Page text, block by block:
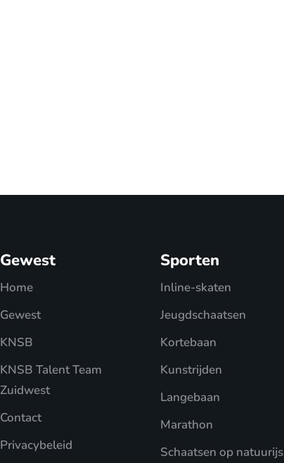
Gewest
Home
Gewest
KNSB
KNSB Talent Team
Zuidwest
Contact
Privacybeleid
Sporten
Inline-skaten
Jeugdschaatsen
Kortebaan
Kunstrijden
Langebaan
Marathon
Schaatsen op natuurijs